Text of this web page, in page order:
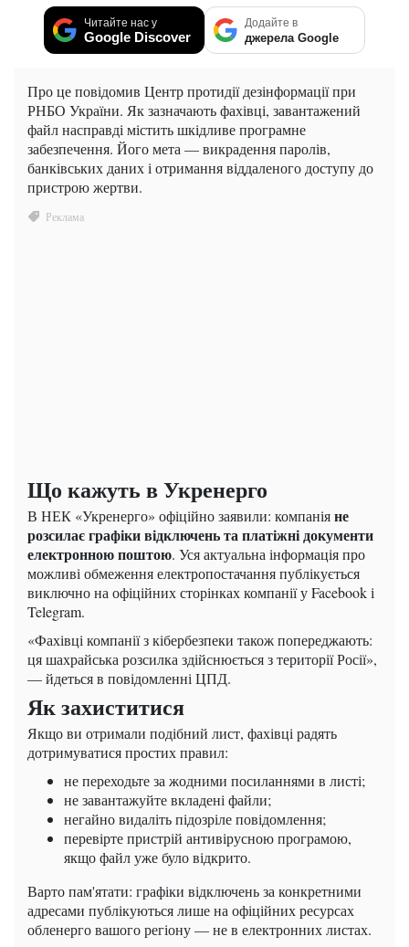
Читайте нас у
Google Discover
Додайте в
джерела Google
Про це повідомив Центр протидії дезінформації при
РНБО України. Як зазначають фахівці, завантажений
файл насправді містить шкідливе програмне
забезпечення. Його мета — викрадення паролів,
банківських даних і отримання віддаленого доступу до
пристрою жертви.
Що кажуть в Укренерго
В НЕК «Укренерго» офіційно заявили: компаніяне
розсилає графіки відключень та платіжні документи
електронною поштою. Уся актуальна інформація про
можливі обмеження електропостачання публікується
виключно на офіційних сторінках компанії у Facebook і
Telegram.
«Фахівці компанії з кібербезпеки також попереджають:
ця шахрайська розсилка здійснюється з території Росії»,
— йдеться в повідомленні ЦПД.
Як захиститися
Якщо ви отримали подібний лист, фахівці радять
дотримуватися простих правил:
не переходьте за жодними посиланнями в листі;
не завантажуйте вкладені файли;
негайно видаліть підозріле повідомлення;
перевірте пристрій антивірусною програмою,
якщо файл уже було відкрито.
Варто пам'ятати: графіки відключень за конкретними
адресами публікуються лише на офіційних ресурсах
обленерго вашого регіону — не в електронних листах.